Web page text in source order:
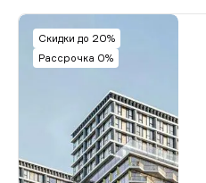
Скидки до 20%
Рассрочка 0%